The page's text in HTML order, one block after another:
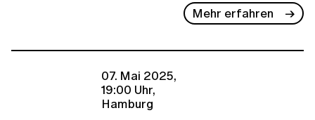
Mehr erfahren
07. Mai 2025,
19:00 Uhr,
Hamburg